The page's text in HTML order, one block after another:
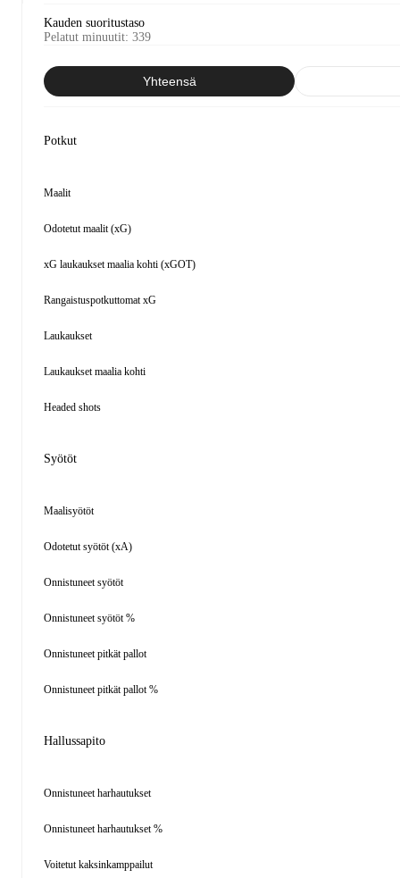
Kauden suoritustaso
Pelatut minuutit: 339
Yhteensä
Potkut
Maalit
Odotetut maalit (xG)
xG laukaukset maalia kohti (xGOT)
Rangaistuspotkuttomat xG
Laukaukset
Laukaukset maalia kohti
Headed shots
Syötöt
Maalisyötöt
Odotetut syötöt (xA)
Onnistuneet syötöt
Onnistuneet syötöt %
Onnistuneet pitkät pallot
Onnistuneet pitkät pallot %
Hallussapito
Onnistuneet harhautukset
Onnistuneet harhautukset %
Voitetut kaksinkamppailut